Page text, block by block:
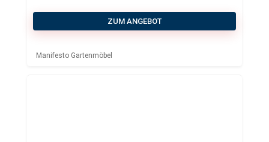
ZUM ANGEBOT
Manifesto Gartenmöbel